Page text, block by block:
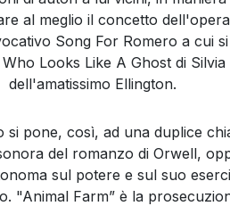
al meglio il concetto
Song For Romero a cui
Looks Like A Ghost di
Ellington.
pone, così, ad una duplice
del romanzo di Orwell,
sul potere e sul suo
"Animal Farm” è la